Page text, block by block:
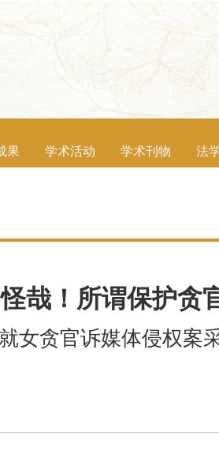
果 学术活动 学术刊物 法
怪哉！所谓保护贪
贪官诉媒体侵权案